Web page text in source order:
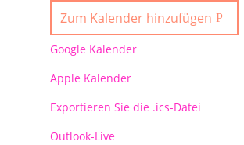
Zum Kalender hinzufügen
Google Kalender
Apple Kalender
Exportieren Sie die .ics-Datei
Outlook-Live